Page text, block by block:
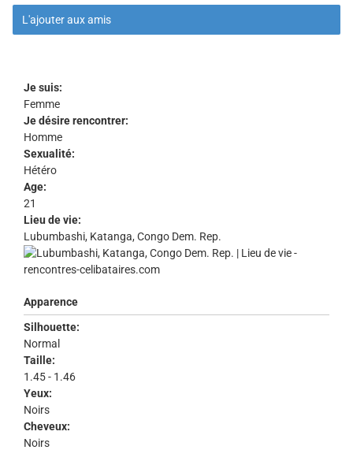
L'ajouter aux amis
Je suis:
Femme
Je désire rencontrer:
Homme
Sexualité:
Hétéro
Age:
21
Lieu de vie:
Lubumbashi, Katanga, Congo Dem. Rep.
Apparence
Silhouette:
Normal
Taille:
1.45 - 1.46
Yeux:
Noirs
Cheveux:
Noirs